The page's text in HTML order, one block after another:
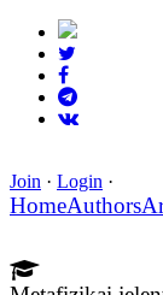
Join · Login ·
HomeAuthors